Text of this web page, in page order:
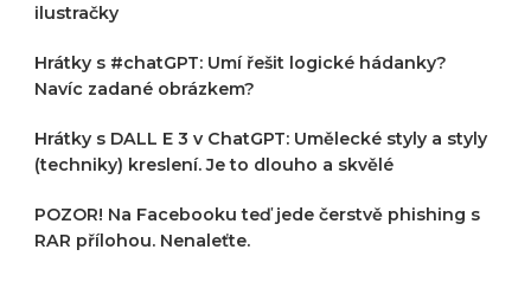
ilustračky
Hrátky s #chatGPT: Umí řešit logické hádanky?
Navíc zadané obrázkem?
Hrátky s DALL E 3 v ChatGPT: Umělecké styly a styly
(techniky) kreslení. Je to dlouho a skvělé
POZOR! Na Facebooku teď jede čerstvě phishing s
RAR přílohou. Nenaleťte.